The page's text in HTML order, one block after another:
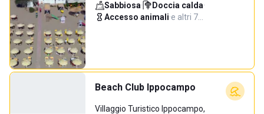
Sabbiosa· Doccia calda·
Accesso animali·e altri 7…
Beach Club Ippocampo
Villaggio Turistico Ippocampo,